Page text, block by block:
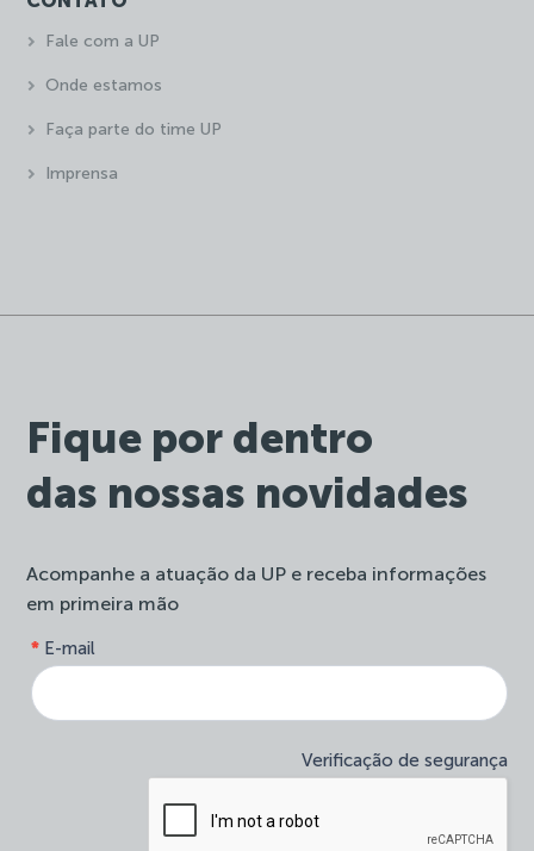
Fique por dentro
das nossas novidades
Acompanhe a atuação da UP e receba informações
em primeira mão
site-
newsletter
E-mail
*
Verificação de segurança
você
é
humano,
este
campo
branco.
Fale com a UP
Onde estamos
Faça parte do time UP
Imprensa